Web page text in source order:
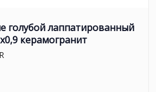
голубой лаппатированный
керамогранит